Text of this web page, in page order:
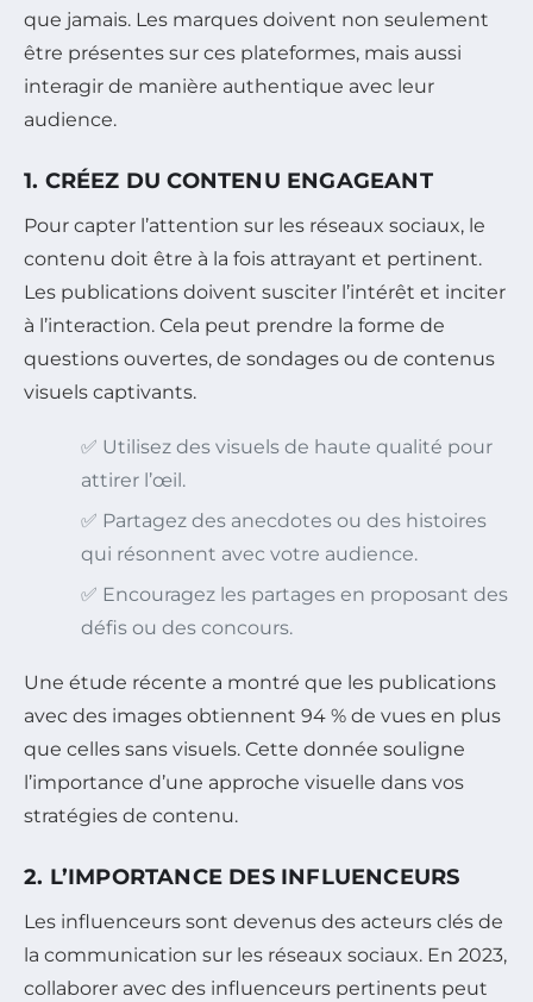
que jamais. Les marques doivent non seulement
être présentes sur ces plateformes, mais aussi
interagir de manière authentique avec leur
audience.
1. CRÉEZ DU CONTENU ENGAGEANT
Pour capter l’attention sur les réseaux sociaux, le
contenu doit être à la fois attrayant et pertinent.
Les publications doivent susciter l’intérêt et inciter
à l’interaction. Cela peut prendre la forme de
questions ouvertes, de sondages ou de contenus
visuels captivants.
✅ Utilisez des visuels de haute qualité pour
attirer l’œil.
✅ Partagez des anecdotes ou des histoires
qui résonnent avec votre audience.
✅ Encouragez les partages en proposant des
défis ou des concours.
Une étude récente a montré que les publications
avec des images obtiennent 94 % de vues en plus
que celles sans visuels. Cette donnée souligne
l’importance d’une approche visuelle dans vos
stratégies de contenu.
2. L’IMPORTANCE DES INFLUENCEURS
Les influenceurs sont devenus des acteurs clés de
la communication sur les réseaux sociaux. En 2023,
collaborer avec des influenceurs pertinents peut